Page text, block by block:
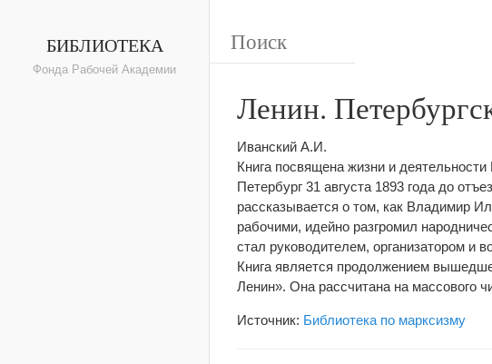
БИБЛИОТЕКА
Фонда Рабочей Академии
Ленин.
Иванский А.И.
Книга посвящена жизни и
Петербург 31 августа 1893 года до
рассказывается о том, как Владимир
рабочими, идейно разгромил
стал руководителем, организатором и
Книга является продолжением
Ленин». Она рассчитана на массового
Источник: Библиотека по марксизму